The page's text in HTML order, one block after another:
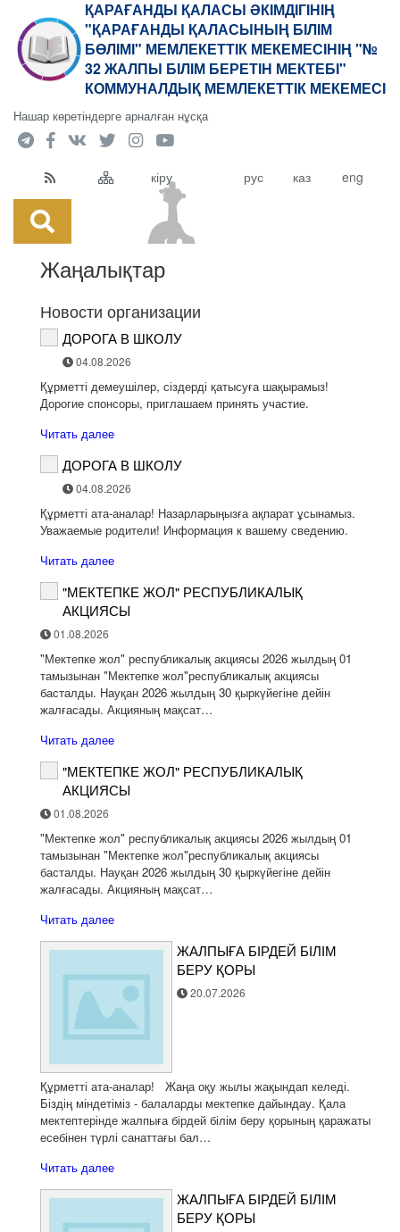
ҚАРАҒАНДЫ ҚАЛАСЫ ӘКІМДІГІНІҢ
"ҚАРАҒАНДЫ ҚАЛАСЫНЫҢ БІЛІМ
БӨЛІМІ" МЕМЛЕКЕТТІК МЕКЕМЕСІНІҢ "№
32 ЖАЛПЫ БІЛІМ БЕРЕТІН МЕКТЕБІ"
КОММУНАЛДЫҚ МЕМЛЕКЕТТІК МЕКЕМЕСІ
Нашар көретіндерге арналған нұсқа
кіру рус каз eng
Жаңалықтар
Новости организации
ДОРОГА В ШКОЛУ
04.08.2026
Құрметті демеушілер, сіздерді қатысуға шақырамыз!
Дорогие спонсоры, приглашаем принять участие.
Читать далее
ДОРОГА В ШКОЛУ
04.08.2026
Құрметті ата-аналар! Назарларыңызға ақпарат ұсынамыз.
Уважаемые родители! Информация к вашему сведению.
Читать далее
"МЕКТЕПКЕ ЖОЛ" РЕСПУБЛИКАЛЫҚ
АКЦИЯСЫ
01.08.2026
"Мектепке жол" республикалық акциясы 2026 жылдың 01
тамызынан "Мектепке жол"республикалық акциясы
басталды. Науқан 2026 жылдың 30 қыркүйегіне дейін
жалғасады. Акцияның мақсат…
Читать далее
"МЕКТЕПКЕ ЖОЛ" РЕСПУБЛИКАЛЫҚ
АКЦИЯСЫ
01.08.2026
"Мектепке жол" республикалық акциясы 2026 жылдың 01
тамызынан "Мектепке жол"республикалық акциясы
басталды. Науқан 2026 жылдың 30 қыркүйегіне дейін
жалғасады. Акцияның мақсат…
Читать далее
ЖАЛПЫҒА БІРДЕЙ БІЛІМ
БЕРУ ҚОРЫ
20.07.2026
Құрметті ата-аналар! Жаңа оқу жылы жақындап келеді.
Біздің міндетіміз - балаларды мектепке дайындау. Қала
мектептерінде жалпыға бірдей білім беру қорының қаражаты
есебінен түрлі санаттағы бал…
Читать далее
ЖАЛПЫҒА БІРДЕЙ БІЛІМ
БЕРУ ҚОРЫ